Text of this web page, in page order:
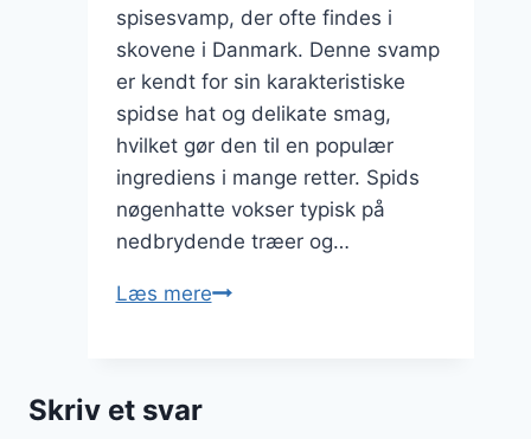
spisesvamp, der ofte findes i
skovene i Danmark. Denne svamp
er kendt for sin karakteristiske
spidse hat og delikate smag,
hvilket gør den til en populær
ingrediens i mange retter. Spids
nøgenhatte vokser typisk på
nedbrydende træer og…
Læs mereSpids
Skriv et svar